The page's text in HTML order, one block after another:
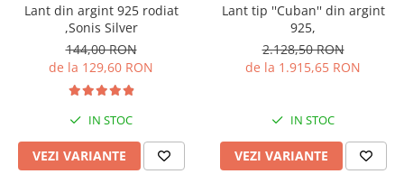
Lant din argint 925 rodiat
,Sonis Silver
144,00 RON
de la 129,60 RON
IN STOC
VEZI VARIANTE
Lant tip ''Cuban'' din argint
925,
2.128,50 RON
de la 1.915,65 RON
IN STOC
VEZI VARIANTE